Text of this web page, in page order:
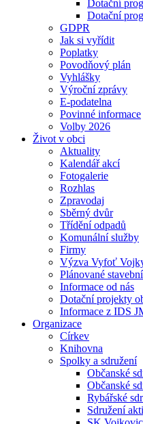
Dotační
Dotační
GDPR
Jak si vyřídit
Poplatky
Povodňový plán
Vyhlášky
Výroční zprávy
E-podatelna
Povinné informace
Volby 2026
Život v obci
Aktuality
Kalendář akcí
Fotogalerie
Rozhlas
Zpravodaj
Sběrný dvůr
Třídění odpadů
Komunální služby
Firmy
Výzva Vyfoť
Plánované
Informace od nás
Dotační projekty
Informace z IDS
Organizace
Církev
Knihovna
Spolky a sdružení
Občanské
Občanské
Rybářské
Sdružení